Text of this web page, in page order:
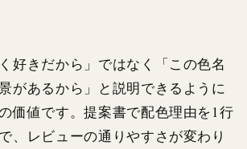
好きだから」ではなく「この色名
があるから」と説明できるように
価値です。提案書で配色理由を1行
、レビューの通りやすさが変わり